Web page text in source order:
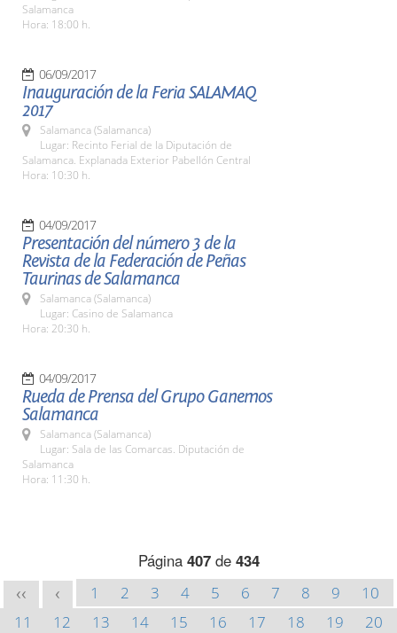
Salamanca
Hora: 18:00 h.
06/09/2017
Inauguración de la Feria SALAMAQ
2017
Salamanca (Salamanca)
Lugar: Recinto Ferial de la Diputación de
Salamanca. Explanada Exterior Pabellón Central
Hora: 10:30 h.
04/09/2017
Presentación del número 3 de la
Revista de la Federación de Peñas
Taurinas de Salamanca
Salamanca (Salamanca)
Lugar: Casino de Salamanca
Hora: 20:30 h.
04/09/2017
Rueda de Prensa del Grupo Ganemos
Salamanca
Salamanca (Salamanca)
Lugar: Sala de las Comarcas. Diputación de
Salamanca
Hora: 11:30 h.
Página 407de 434
<< < 1 2 3 4 5 6 7 8 9
10
11
12 13 14 15 16 17 18 19
20